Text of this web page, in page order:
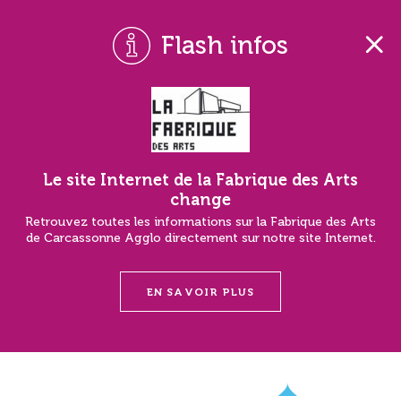
Flash infos
Le site Internet de la Fabrique des Arts
change
Retrouvez toutes les informations sur la Fabrique des Arts
de Carcassonne Agglo directement sur notre site Internet.
EN SAVOIR PLUS